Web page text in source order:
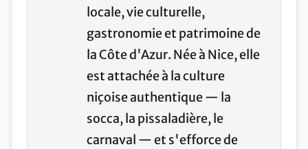
locale, vie culturelle,
gastronomie et patrimoine de
la Côte d'Azur. Née à Nice, elle
est attachée à la culture
niçoise authentique — la
socca, la pissaladière, le
carnaval — et s'efforce de